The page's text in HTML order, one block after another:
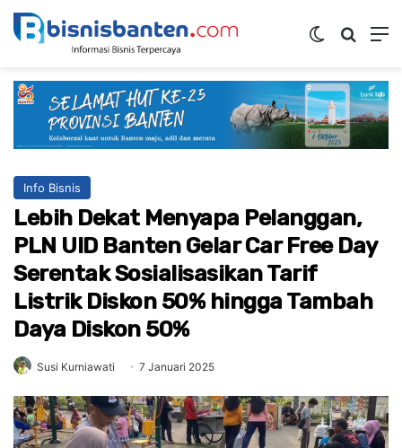
Switch skin
Info Bisnis
Lebih Dekat Menyapa Pelanggan,
PLN UID Banten Gelar Car Free Day
Serentak Sosialisasikan Tarif
Listrik Diskon 50% hingga Tambah
Daya Diskon 50%
Susi Kurniawati 7 Januari 2025